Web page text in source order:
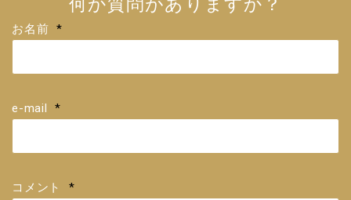
何か質問がありますか？
お名前 *
e-mail *
コメント *